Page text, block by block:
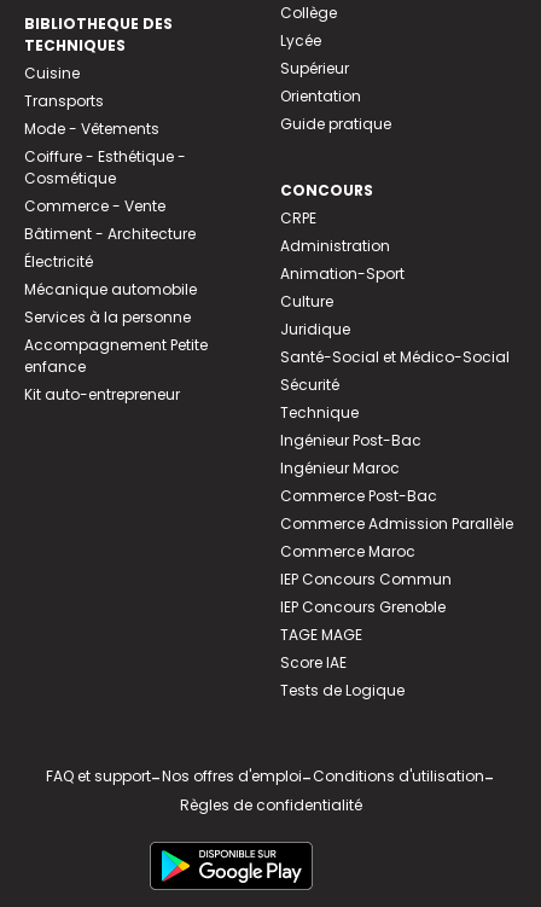
BIBLIOTHEQUE DES
TECHNIQUES
Cuisine
Transports
Mode - Vêtements
Coiffure - Esthétique -
Cosmétique
Commerce - Vente
Bâtiment - Architecture
Électricité
Mécanique automobile
Services à la personne
Accompagnement Petite
enfance
Kit auto-entrepreneur
Collège
Lycée
Supérieur
Orientation
Guide pratique
CONCOURS
CRPE
Administration
Animation-Sport
Culture
Juridique
Santé-Social et Médico-Social
Sécurité
Technique
Ingénieur Post-Bac
Ingénieur Maroc
Commerce Post-Bac
Commerce Admission Parallèle
Commerce Maroc
IEP Concours Commun
IEP Concours Grenoble
TAGE MAGE
Score IAE
Tests de Logique
FAQ et support-Nos offres d'emploi-Conditions d'utilisation-
Règles de confidentialité